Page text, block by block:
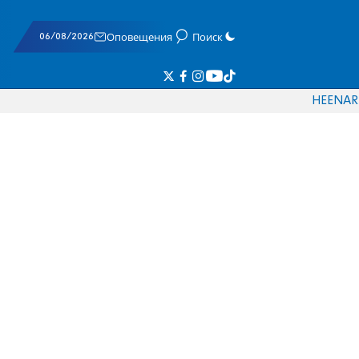
06/08/2026 Оповещения Поиск
HEENAR